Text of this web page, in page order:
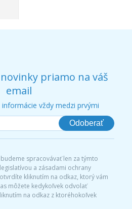
priamo na váš
email
vždy medzi prvými
Odoberať
spracovávať len za týmto
a zásadami ochrany
kliknutím na odkaz, ktorý vám
môžete kedykoľvek odvolať
na odkaz z ktoréhokoľvek